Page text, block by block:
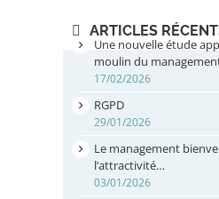
ARTICLES
Une nouvelle étude
moulin du
17/02/2026
RGPD
29/01/2026
Le management
l’attractivité…
03/01/2026